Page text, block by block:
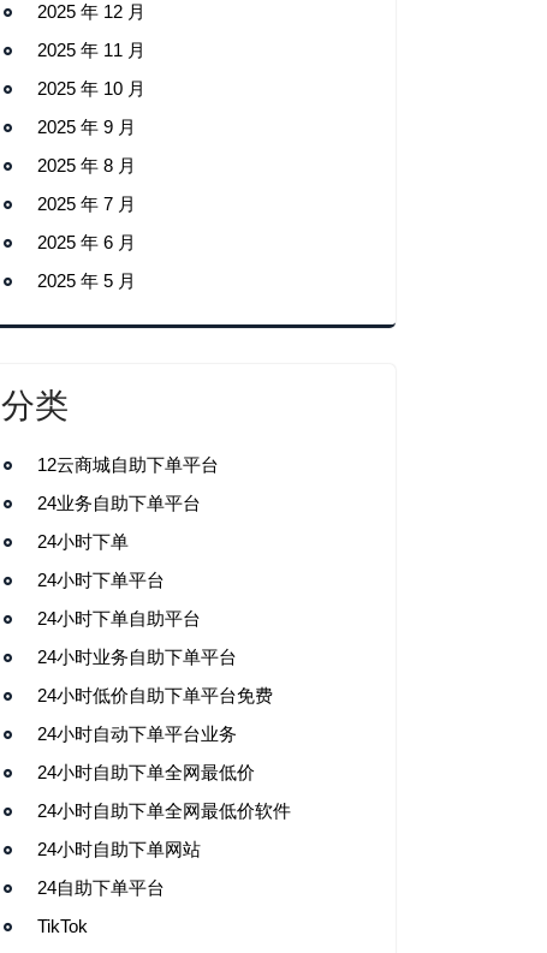
2025 年 12 月
2025 年 11 月
2025 年 10 月
2025 年 9 月
2025 年 8 月
2025 年 7 月
2025 年 6 月
2025 年 5 月
分类
12云商城自助下单平台
24业务自助下单平台
24小时下单
24小时下单平台
24小时下单自助平台
24小时业务自助下单平台
24小时低价自助下单平台免费
24小时自动下单平台业务
24小时自助下单全网最低价
24小时自助下单全网最低价软件
24小时自助下单网站
24自助下单平台
TikTok